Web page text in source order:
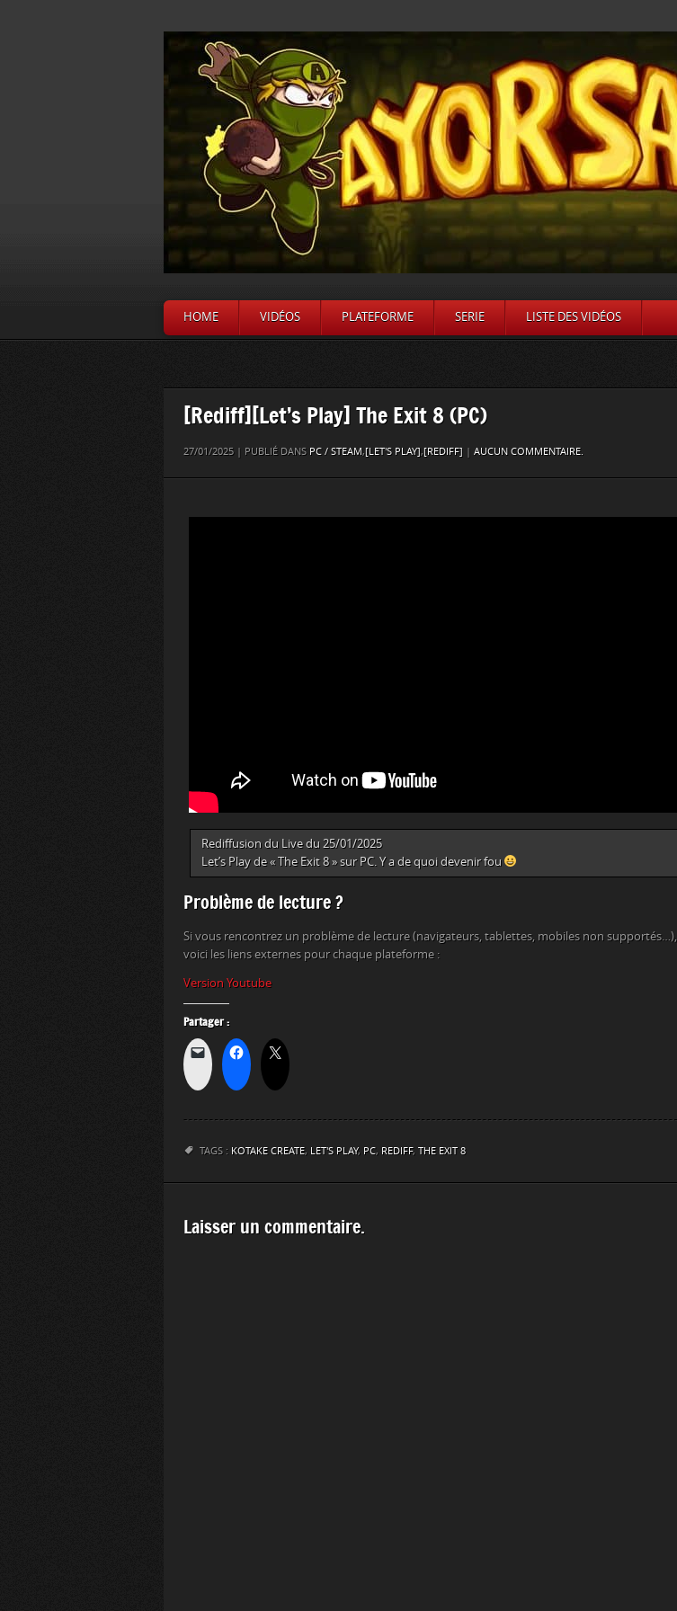
HOME VIDÉOS PLATEFORME SERIE LISTE DES VIDÉOS
[Rediff][Let’s Play] The Exit 8 (PC)
27/01/2025 | PUBLIÉ DANS PC / STEAM,[LET'S PLAY],[REDIFF] | AUCUN COMMENTAIRE.
Rediffusion du Live du 25/01/2025
Let’s Play de « The Exit 8 » sur PC. Y a de quoi devenir fou
Problème de lecture ?
Si vous rencontrez un problème de lecture (navigateurs, tablettes, mobiles non supportés…),
voici les liens externes pour chaque plateforme :
Version Youtube
Partager :
TAGS : KOTAKE CREATE, LET'S PLAY, PC, REDIFF, THE EXIT 8
Laisser un commentaire.